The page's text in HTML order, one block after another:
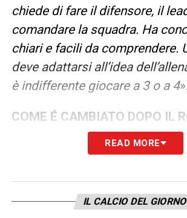
chiede di fare il difensore, il
comandare la squadra. Ha
chiari e facili da comprendere.
deve adattarsi all’idea
è indifferente giocare a 3 o a 4».
COME É CAMBIATO DOPO IL
– «Arrivavo da
francese e non avevo ancora
partita ho capito molte cose, è
svolta. Penso che ci sia un
READ MORE
IL CALCIO DEL GIORNO